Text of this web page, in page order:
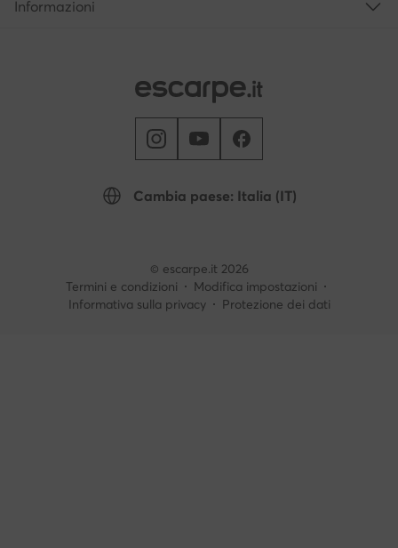
Cambia paese: Italia (IT)
Informazioni
© escarpe.it 2026
Termini e condizioni
Modifica impostazioni
Informativa sulla privacy
Protezione dei dati